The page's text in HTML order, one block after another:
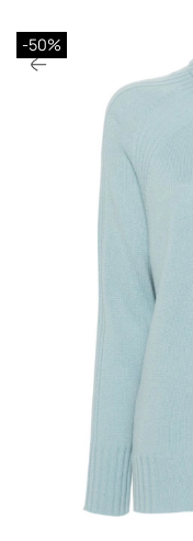
-50%